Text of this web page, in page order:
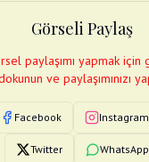
Görseli Paylaş
paylaşımı yapmak için
ve paylaşımınızı
Facebook Instagram
Twitter WhatsApp